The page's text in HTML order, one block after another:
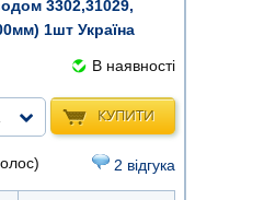
3302,31029,
1шт Україна
В наявності
КУПИТИ
2 відгука